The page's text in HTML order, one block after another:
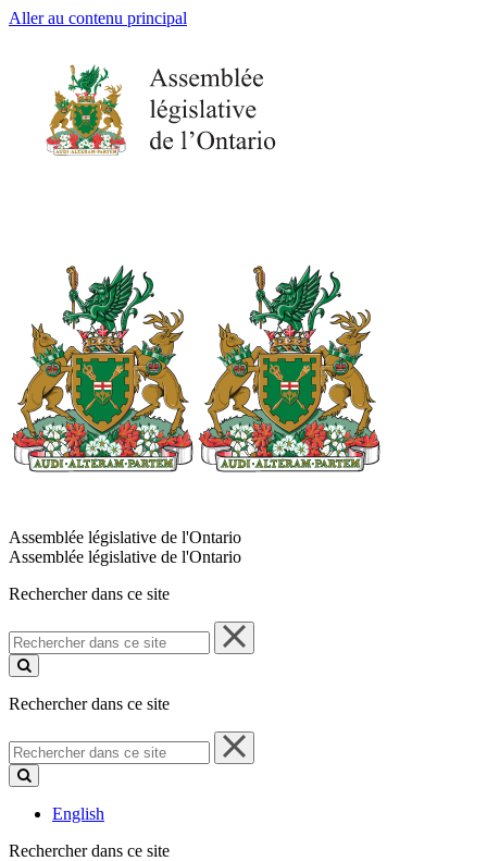
Aller au contenu principal
Assemblée législative de l'Ontario
Assemblée législative de l'Ontario
Rechercher dans ce site
Rechercher
dans
ce
Rechercher dans ce site
Rechercher
dans
ce
English
Rechercher dans ce site